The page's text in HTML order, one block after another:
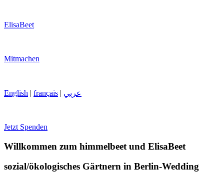
ElisaBeet
Mitmachen
English | français | عربي
Jetzt Spenden
Willkommen zum himmelbeet und ElisaBeet
sozial/ökologisches Gärtnern in Berlin-Wedding